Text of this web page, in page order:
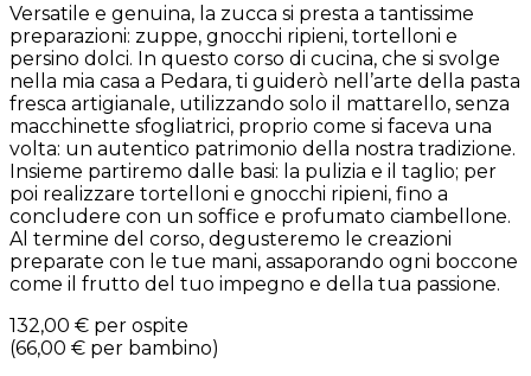
Versatile e genuina, la zucca si presta a tantissime
preparazioni: zuppe, gnocchi ripieni, tortelloni e
persino dolci. In questo corso di cucina, che si svolge
nella mia casa a Pedara, ti guiderò nell’arte della pasta
fresca artigianale, utilizzando solo il mattarello, senza
macchinette sfogliatrici, proprio come si faceva una
volta: un autentico patrimonio della nostra tradizione.
Insieme partiremo dalle basi: la pulizia e il taglio; per
poi realizzare tortelloni e gnocchi ripieni, fino a
concludere con un soffice e profumato ciambellone.
Al termine del corso, degusteremo le creazioni
preparate con le tue mani, assaporando ogni boccone
come il frutto del tuo impegno e della tua passione.
132,00 € per ospite
(66,00 € per bambino)